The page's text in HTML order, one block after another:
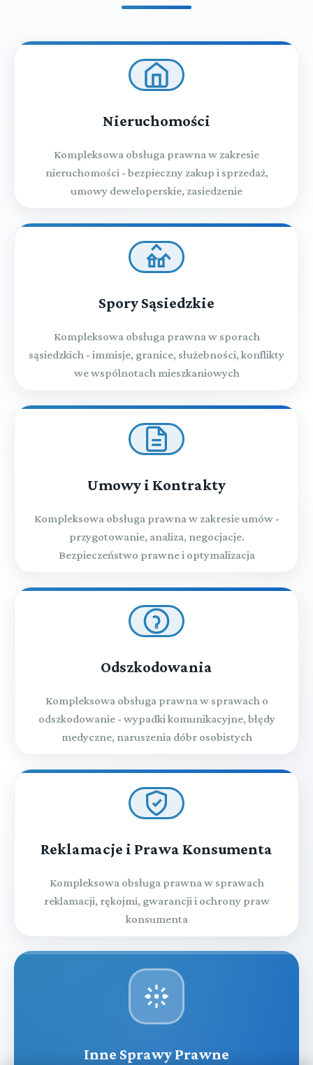
Nieruchomości
Kompleksowa obsługa prawna w zakresie
nieruchomości - bezpieczny zakup i sprzedaż,
umowy deweloperskie, zasiedzenie
Spory Sąsiedzkie
Kompleksowa obsługa prawna w sporach
sąsiedzkich - immisje, granice, służebności, konflikty
we wspólnotach mieszkaniowych
Umowy i Kontrakty
Kompleksowa obsługa prawna w zakresie umów -
przygotowanie, analiza, negocjacje.
Bezpieczeństwo prawne i optymalizacja
Odszkodowania
Kompleksowa obsługa prawna w sprawach o
odszkodowanie - wypadki komunikacyjne, błędy
medyczne, naruszenia dóbr osobistych
Reklamacje i Prawa Konsumenta
Kompleksowa obsługa prawna w sprawach
reklamacji, rękojmi, gwarancji i ochrony praw
konsumenta
Inne Sprawy Prawne